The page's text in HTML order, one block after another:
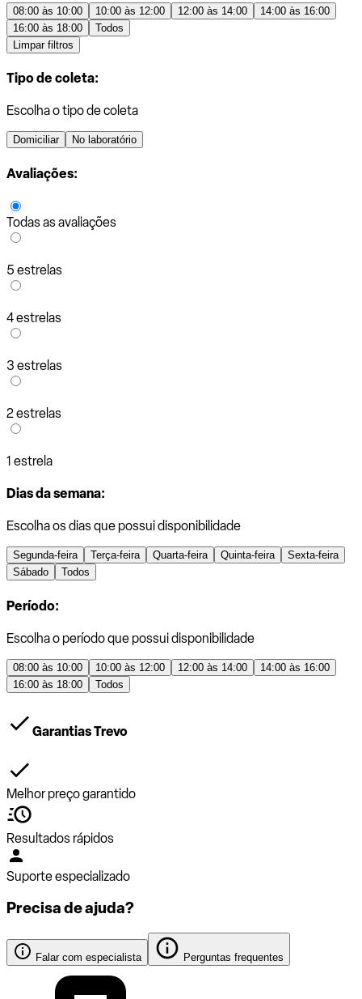
08:00 às 10:00 10:00 às 12:00 12:00 às 14:00
14:00 às 16:00
16:00 às 18:00
Todos
Limpar filtros
Tipo de coleta:
Escolha o tipo de coleta
Domiciliar No laboratório
Avaliações:
Todas as avaliações
5 estrelas
4 estrelas
3 estrelas
2 estrelas
1 estrela
Dias da semana:
Escolha os dias que possui disponibilidade
Segunda-feira Terça-feira Quarta-feira Quinta-feira
Sexta-feira
Sábado
Todos
Período:
Escolha o período que possui disponibilidade
08:00 às 10:00 10:00 às 12:00 12:00 às 14:00
14:00 às 16:00
16:00 às 18:00
Todos
Garantias Trevo
Melhor preço garantido
Resultados rápidos
Suporte especializado
Precisa de ajuda?
Falar com especialista Perguntas frequentes